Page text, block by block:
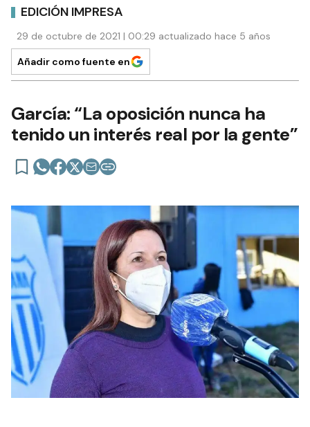
EDICIÓN IMPRESA
29 de octubre de 2021 | 00:29 actualizado hace 5 años
Añadir como fuente en
García: “La oposición nunca ha
tenido un interés real por la gente”